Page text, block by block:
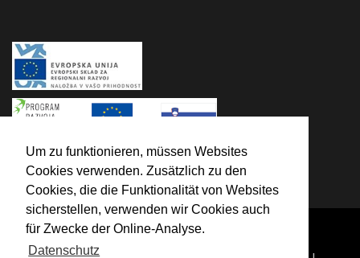
Um zu funktionieren, müssen Websites
Cookies verwenden. Zusätzlich zu den
Cookies, die die Funktionalität von Websites
sicherstellen, verwenden wir Cookies auch
für Zwecke der Online-Analyse.
Datenschutz
INSTAGRAM